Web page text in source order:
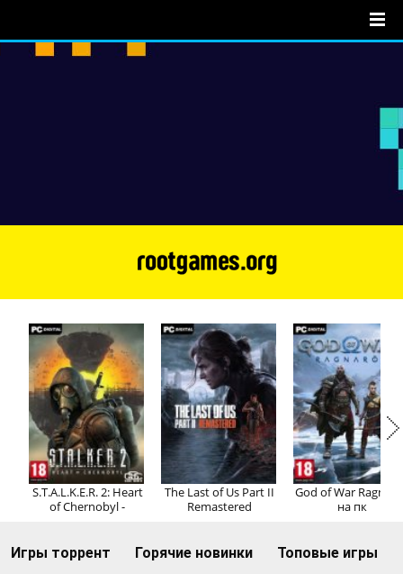
Регистрация Вход
S.T.A.L.K.E.R. 2: Heart
of Chernobyl -
The Last of Us Part II
Remastered
God of War
на пк
Игры торрент Горячие новинки Топовые игры